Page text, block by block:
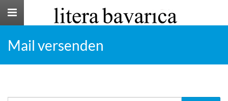
Toggle
Mail versenden